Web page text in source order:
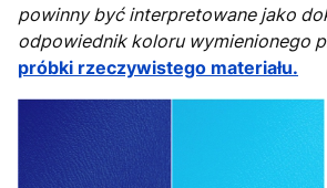
powinny być interpretowane jako
odpowiednik koloru wymienionego
próbki rzeczywistego materiału.